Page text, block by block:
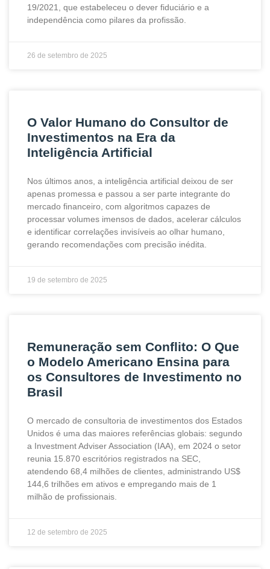
19/2021, que estabeleceu o dever fiduciário e a
independência como pilares da profissão.
26 de setembro de 2025
O Valor Humano do Consultor de
Investimentos na Era da
Inteligência Artificial
Nos últimos anos, a inteligência artificial deixou de ser
apenas promessa e passou a ser parte integrante do
mercado financeiro, com algoritmos capazes de
processar volumes imensos de dados, acelerar cálculos
e identificar correlações invisíveis ao olhar humano,
gerando recomendações com precisão inédita.
19 de setembro de 2025
Remuneração sem Conflito: O Que
o Modelo Americano Ensina para
os Consultores de Investimento no
Brasil
O mercado de consultoria de investimentos dos Estados
Unidos é uma das maiores referências globais: segundo
a Investment Adviser Association (IAA), em 2024 o setor
reunia 15.870 escritórios registrados na SEC,
atendendo 68,4 milhões de clientes, administrando US$
144,6 trilhões em ativos e empregando mais de 1
milhão de profissionais.
12 de setembro de 2025